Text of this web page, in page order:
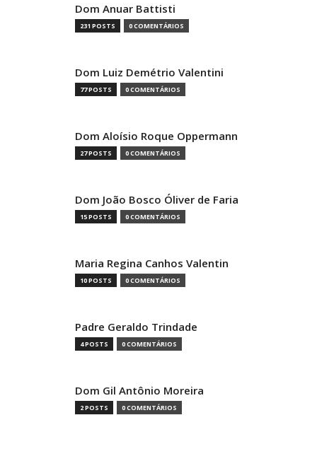
Dom Anuar Battisti
231 POSTS 0 COMENTÁRIOS
Dom Luiz Demétrio Valentini
77 POSTS 0 COMENTÁRIOS
Dom Aloísio Roque Oppermann
27 POSTS 0 COMENTÁRIOS
Dom João Bosco Óliver de Faria
15 POSTS 0 COMENTÁRIOS
Maria Regina Canhos Valentin
10 POSTS 0 COMENTÁRIOS
Padre Geraldo Trindade
4 POSTS 0 COMENTÁRIOS
Dom Gil Antônio Moreira
2 POSTS 0 COMENTÁRIOS